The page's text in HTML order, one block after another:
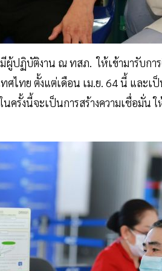
ปฏิบัติงาน ณ ทสภ. ให้เข้ามารับกา
ไทย ตั้งแต่เดือน เม.ย. 64 นี้ และเ
งนี้จะเป็นการสร้างความเชื่อมั่น ใ